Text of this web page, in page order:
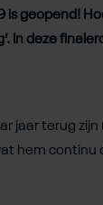
is geopend!
In deze
jaar terug
hem continu